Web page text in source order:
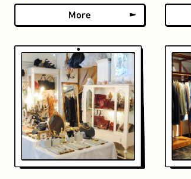
ストリートアート